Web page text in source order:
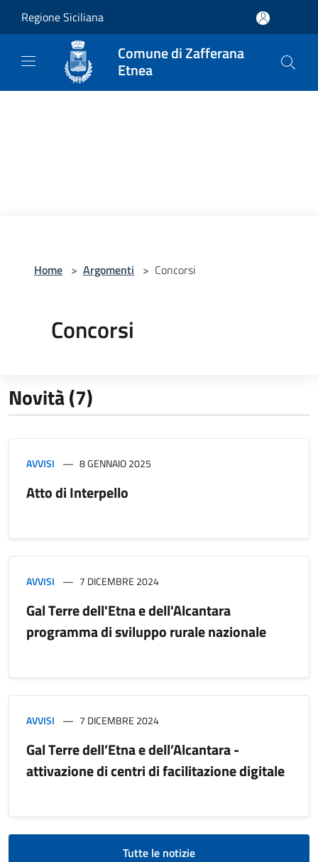
Regione Siciliana
Comune di Zafferana
Etnea
Home > Argomenti > Concorsi
Concorsi
Novità (7)
AVVISI 8 GENNAIO 2025
Atto di Interpello
AVVISI 7 DICEMBRE 2024
Gal Terre dell'Etna e dell'Alcantara
programma di sviluppo rurale nazionale
AVVISI 7 DICEMBRE 2024
Gal Terre dell’Etna e dell’Alcantara -
attivazione di centri di facilitazione digitale
Tutte le notizie